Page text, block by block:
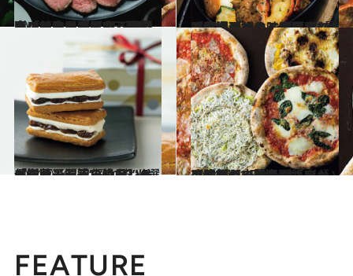
2024.12.14
この美味しさで1万円以下！【食通が認める究極の「お取り寄せ肉」4選】ギフトにも喜ばれる霜降りローストビーフ、焼肉食べ比べセットも
グルメ 2024.12.14
ミシュランの味を自宅で【食通が認める究極の「魚介グルメ」6選】数量限定のブイヤベース、レンジ調理できる絶品うなぎ蒲焼…
グルメ
2024.12.6
保存版【間違いのない「洋菓子」手みやげ】6選《知る人ぞ知る絶品レーズンサンド、“溺れる”ほどジューシーなレモンケーキ…》
グルメ 2024.12.11
【贈りもの賢者が「自分用に買う」絶品グルメギフト6選】日本一おいしい冷凍ピザ、「中国飯店」の炒飯＆肉まんも！
グルメ
FEATURE